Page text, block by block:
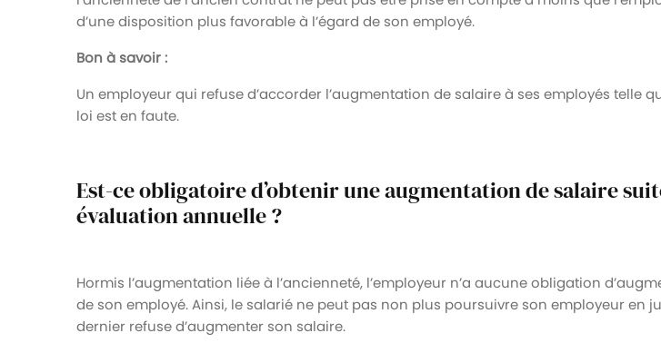
d’une disposition plus favorable à l’égard de son employé.
Bon à savoir :
Un employeur qui refuse d’accorder l’augmentation de salaire à ses employés telle
loi est en faute.
Est-ce obligatoire d’obtenir une augmentation de salaire
évaluation annuelle ?
Hormis l’augmentation liée à l’ancienneté, l’employeur n’a aucune obligation
de son employé. Ainsi, le salarié ne peut pas non plus poursuivre son employeur en
dernier refuse d’augmenter son salaire.